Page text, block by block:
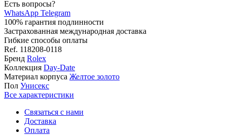
Есть вопросы?
WhatsApp Telegram
100% гарантия подлинности
Застрахованная международная доставка
Гибкие способы оплаты
Ref. 118208-0118
Бренд Rolex
Коллекция Day-Date
Материал корпуса Желтое золото
Пол Унисекс
Все характеристики
Связаться с нами
Доставка
Оплата